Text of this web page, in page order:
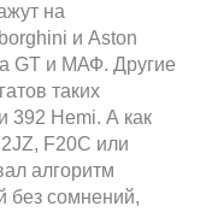
на
и Aston
GT и МАФ. Другие
таких
392 Hemi. А как
F20C или
алгоритм
без сомнений,